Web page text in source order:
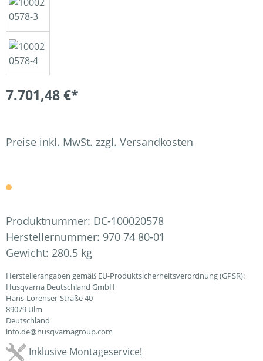
7.701,48 €*
Preise inkl. MwSt. zzgl. Versandkosten
Produktnummer: DC-100020578
Herstellernummer: 970 74 80-01
Gewicht: 280.5 kg
Herstellerangaben gemäß EU-Produktsicherheitsverordnung (GPSR):
Husqvarna Deutschland GmbH
Hans-Lorenser-Straße 40
89079 Ulm
Deutschland
info.de@husqvarnagroup.com
Inklusive Montageservice!